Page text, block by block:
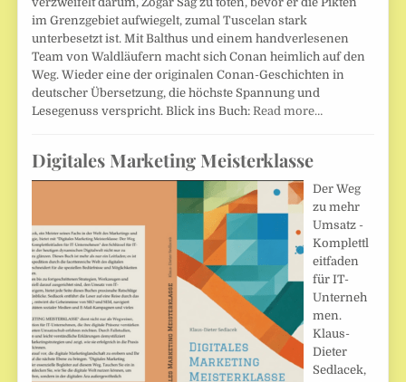
im Grenzgebiet aufwiegelt, zumal Tuscelan stark
unterbesetzt ist. Mit Balthus und einem handverlesenen
Team von Waldläufern macht sich Conan heimlich auf den
Weg. Wieder eine der originalen Conan-Geschichten in
deutscher Übersetzung, die höchste Spannung und
Lesegenuss verspricht. Blick ins Buch: Read more…
Digitales Marketing Meisterklasse
Der Weg
zu mehr
Umsatz -
Komplettl
eitfaden
für IT-
Unterneh
men.
Klaus-
Dieter
Sedlacek,